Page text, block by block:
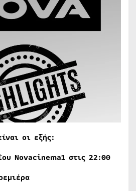
οι εξής:
Novacinema1 στις 22:00